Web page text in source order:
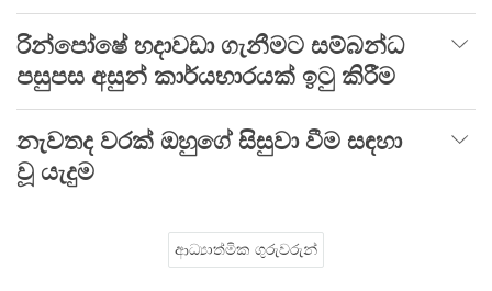
රින්පෝෂේ හදාවඩා ගැනීමට සම්බන්ධ
පසුපස අසුන් කාර්යභාරයක් ඉටු කිරීම
නැවතද වරක් ඔහුගේ සිසුවා වීම සඳහා
වූ යැදුම
ආධ්‍යාත්මික ගුරුවරුන්